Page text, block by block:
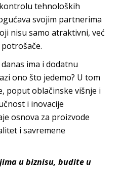
tehnoloških
svojim partnerima
nisu samo atraktivni, već
potrošače.
ima i dodatnu
ono što jedemo? U tom
poput oblačinske višnje i
i inovacije
osnova za proizvode
i savremene
u biznisu, budite u